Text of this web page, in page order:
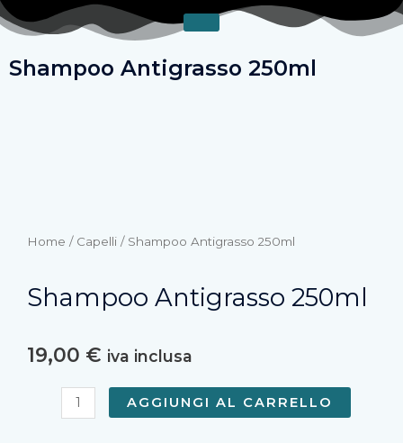
Vai
al
Shampoo Antigrasso 250ml
Home / Capelli / Shampoo Antigrasso 250ml
Shampoo Antigrasso 250ml
19,00 € iva inclusa
Shampoo
Antigrasso
AGGIUNGI AL CARRELLO